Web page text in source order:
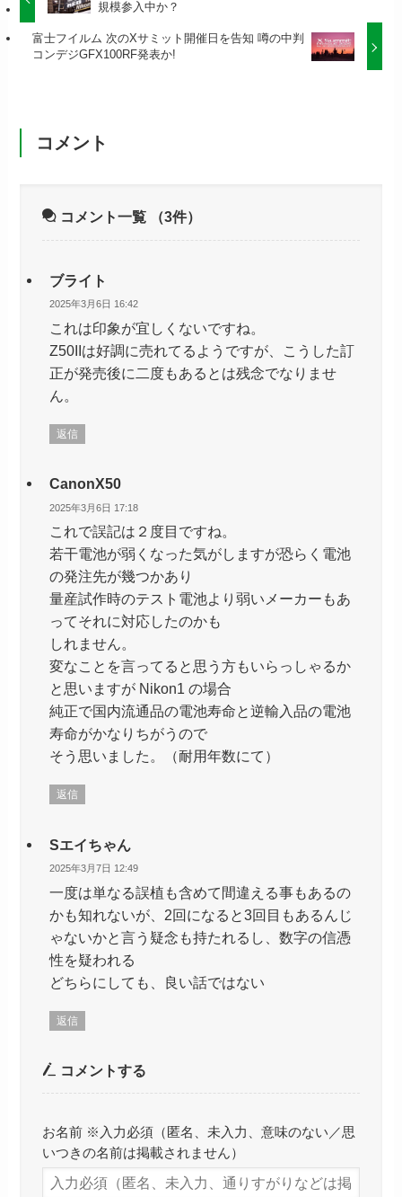
規模参入中か？
富士フイルム 次のXサミット開催日を告知 噂の中判
コンデジGFX100RF発表か!
コメント
コメント一覧 （3件）
ブライト
2025年3月6日 16:42
これは印象が宜しくないですね。
Z50IIは好調に売れてるようですが、こうした訂
正が発売後に二度もあるとは残念でなりませ
ん。
返信
CanonX50
2025年3月6日 17:18
これで誤記は２度目ですね。
若干電池が弱くなった気がしますが恐らく電池
の発注先が幾つかあり
量産試作時のテスト電池より弱いメーカーもあ
ってそれに対応したのかも
しれません。
変なことを言ってると思う方もいらっしゃるか
と思いますが Nikon1 の場合
純正で国内流通品の電池寿命と逆輸入品の電池
寿命がかなりちがうので
そう思いました。（耐用年数にて）
返信
Sエイちゃん
2025年3月7日 12:49
一度は単なる誤植も含めて間違える事もあるの
かも知れないが、2回になると3回目もあるんじ
ゃないかと言う疑念も持たれるし、数字の信憑
性を疑われる
どちらにしても、良い話ではない
返信
コメントする
お名前 ※入力必須（匿名、未入力、意味のない／思
いつきの名前は掲載されません）